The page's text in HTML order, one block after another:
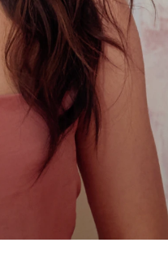
暢銷產品
預計送達日期8/9/26
預計送達日期 8/12/26
預計送達日期
預計送達日期
預計送達日期